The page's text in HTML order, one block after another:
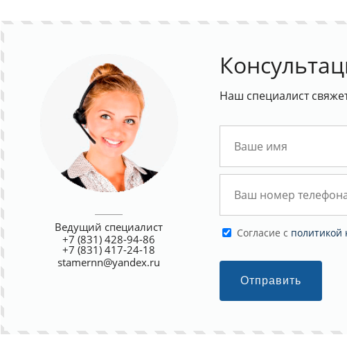
Ведущий специалист
+7 (831) 428-94-86
+7 (831) 417-24-18
stamernn@yandex.ru
Наш специалист
Cогласие с политикой
Отправить